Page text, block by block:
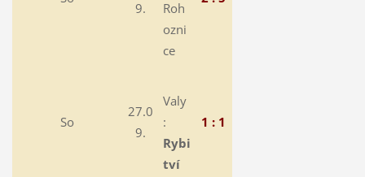
9.
Roh
ozni
ce
So
27.0
9.
Valy
:
Rybi
tví
1 : 1